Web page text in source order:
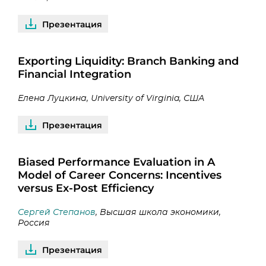
Презентация
Exporting Liquidity: Branch Banking and
Financial Integration
Елена Луцкина, University of Virginia, США
Презентация
Biased Performance Evaluation in A
Model of Career Concerns: Incentives
versus Ex-Post Efficiency
Сергей Степанов, Высшая школа экономики,
Россия
Презентация